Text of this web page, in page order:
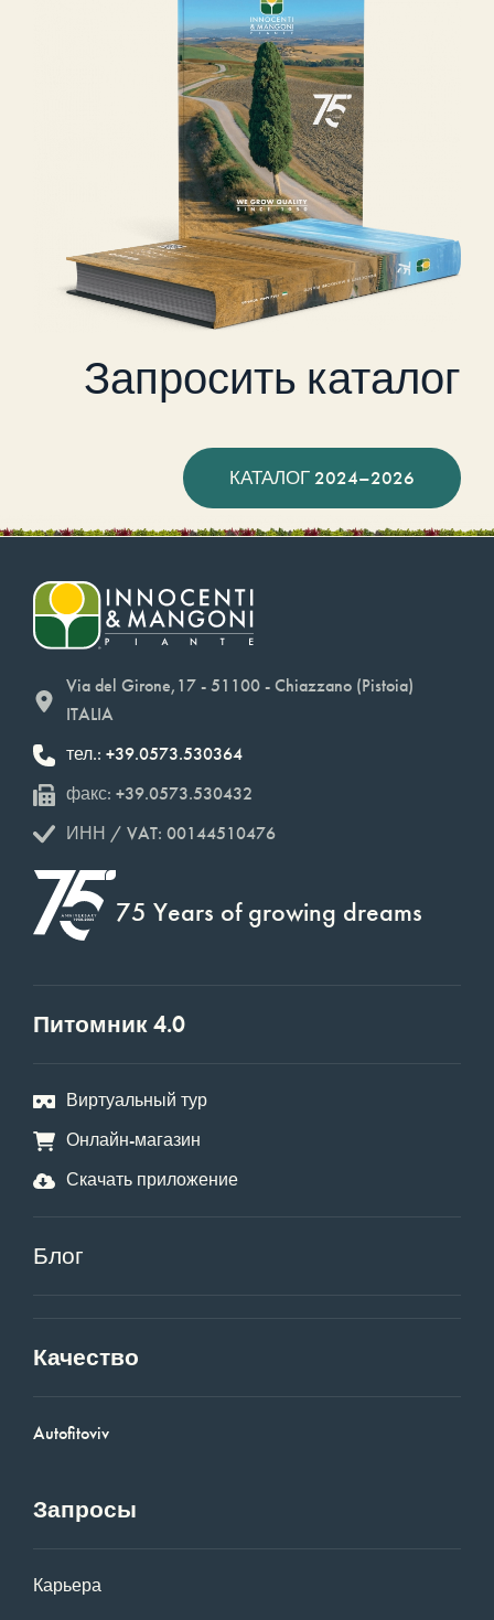
Запросить каталог
КАТАЛОГ 2024–2026
Via del Girone,17 - 51100 - Chiazzano (Pistoia)
ITALIA
тел.: +39.0573.530364
факс: +39.0573.530432
ИНН / VAT: 00144510476
75 Years of growing dreams
Питомник 4.0
Виртуальный тур
Онлайн-магазин
Скачать приложение
Блог
Качество
Autofitoviv
Запросы
Карьера